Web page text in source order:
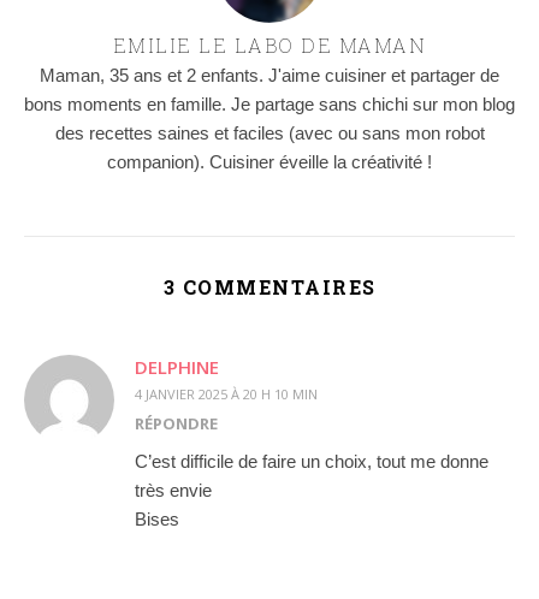
EMILIE LE LABO DE MAMAN
Maman, 35 ans et 2 enfants. J'aime cuisiner et partager de
bons moments en famille. Je partage sans chichi sur mon blog
des recettes saines et faciles (avec ou sans mon robot
companion). Cuisiner éveille la créativité !
3 COMMENTAIRES
DELPHINE
4 JANVIER 2025 À 20 H 10 MIN
RÉPONDRE
C’est difficile de faire un choix, tout me donne
très envie
Bises